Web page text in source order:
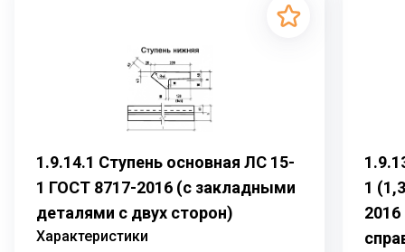
1.9.14.1 Ступень основная ЛС 15-
1 ГОСТ 8717-2016 (с закладными
деталями с двух сторон)
Характеристики
1